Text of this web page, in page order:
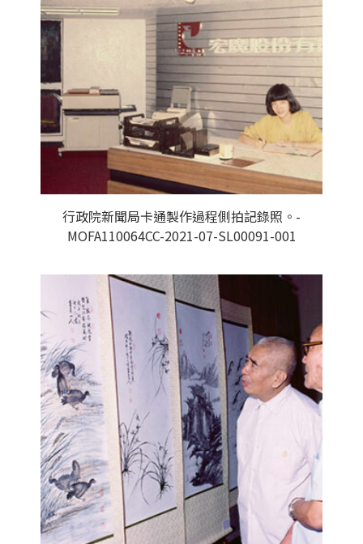
行政院新聞局卡通製作過程側拍記錄照。-
MOFA110064CC-2021-07-SL00091-001